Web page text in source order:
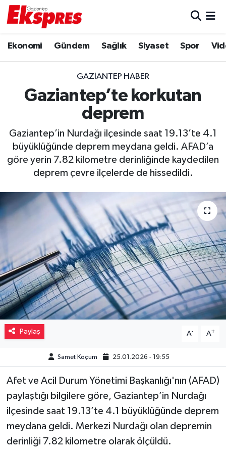
Ekonomi Gündem Sağlık Siyaset Spor
GAZIANTEP HABER
Gaziantep’te korkutan
deprem
Gaziantep’in Nurdağı ilçesinde saat 19.13’te 4.1
büyüklüğünde deprem meydana geldi. AFAD’a
göre yerin 7.82 kilometre derinliğinde kaydedilen
deprem çevre ilçelerde de hissedildi.
Paylaş A- A+
Samet Koçum 25.01.2026 - 19:55
Afet ve Acil Durum Yönetimi Başkanlığı'nın (AFAD)
paylaştığı bilgilere göre, Gaziantep’in Nurdağı
ilçesinde saat 19.13’te 4.1 büyüklüğünde deprem
meydana geldi. Merkezi Nurdağı olan depremin
derinliği 7.82 kilometre olarak ölçüldü.
Ekonomi
Gaziantep son dakika
Gündem
Haberler
Kültür Sanat
Magazin
Müzik
Piyasa
Resmi İlanlar
Sağlık
Spor
Teknoloji
Trafik Durumu
Puan Durumu ve Fikstür
Tüm Manşetler
Son Dakika Haberleri
Haber Arşivi